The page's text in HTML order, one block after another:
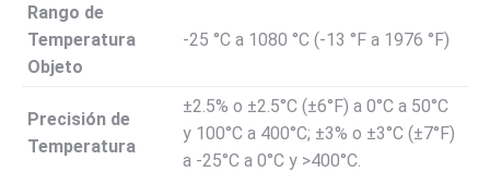
Rango de
Temperatura
Objeto
-25 °C a 1080 °C (-13 °F a 1976 °F)
Precisión de
Temperatura
±2.5% o ±2.5°C (±6°F) a 0°C a 50°C
y 100°C a 400°C; ±3% o ±3°C (±7°F)
a -25°C a 0°C y >400°C.